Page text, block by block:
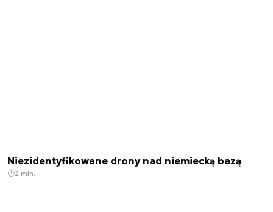
Niezidentyfikowane drony nad niemiecką bazą
2 min.